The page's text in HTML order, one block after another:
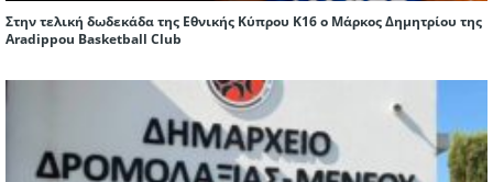
Στην τελική δωδεκάδα της Εθνικής Κύπρου Κ16 ο Μάρκος Δημητρίου της
Aradippou Basketball Club